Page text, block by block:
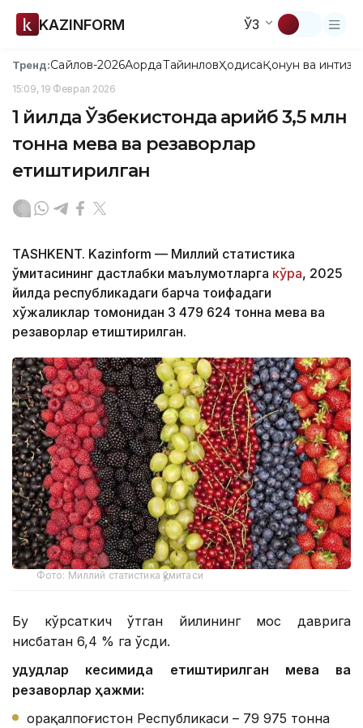
KAZINFORM ЎЗ
Тренд:Сайлов-2026АқордаТайинловҲодисаҚонун ва
15:09, 19 Феврал 2026
1 йилда Ўзбекистонда қарийб 3,5 млн
тонна мева ва резаворлар
етиштирилган
TASHKENT. Kazinform — Миллий статистика
қўмитасининг дастлабки маълумотларга кўра, 2025
йилда республикадаги барча тоифадаги
хўжаликлар томонидан 3 479 624 тонна мева ва
резаворлар етиштирилган.
Фото: Миллий статистика қўмитаси
Бу кўрсаткич ўтган йилининг мос даврига
нисбатан 6,4 % га ўсди.
Ҳудудлар кесимида етиштирилган мева ва
резаворлар ҳажми:
Қорақалпоғистон Республикаси – 79 975 тонна